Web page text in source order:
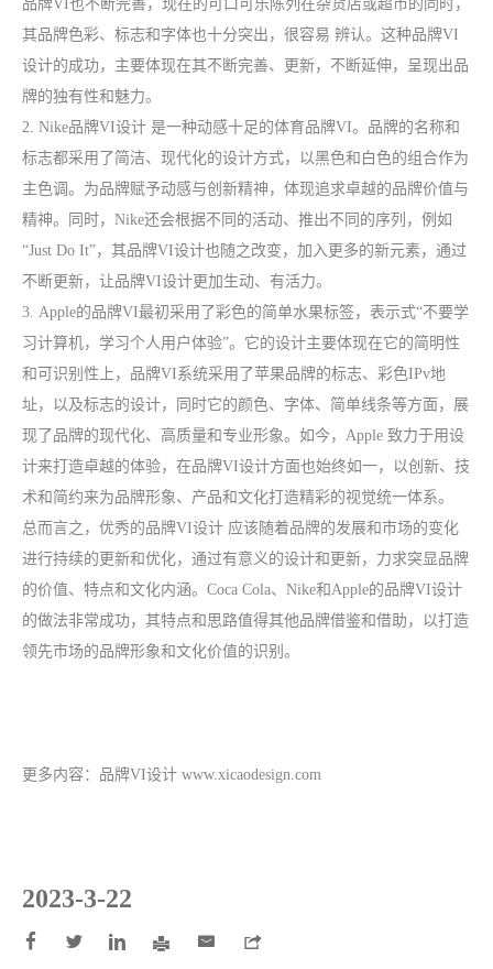
品牌VI也不断完善，现在的可口可乐陈列在杂货店或超市的同时，
其品牌色彩、标志和字体也十分突出，很容易 辨认。这种品牌VI
设计的成功，主要体现在其不断完善、更新，不断延伸，呈现出品
牌的独有性和魅力。
2. Nike品牌VI设计 是一种动感十足的体育品牌VI。品牌的名称和
标志都采用了简洁、现代化的设计方式，以黑色和白色的组合作为
主色调。为品牌赋予动感与创新精神，体现追求卓越的品牌价值与
精神。同时，Nike还会根据不同的活动、推出不同的序列，例如
“Just Do It”，其品牌VI设计也随之改变，加入更多的新元素，通过
不断更新，让品牌VI设计更加生动、有活力。
3. Apple的品牌VI最初采用了彩色的简单水果标签，表示式“不要学
习计算机，学习个人用户体验”。它的设计主要体现在它的简明性
和可识别性上，品牌VI系统采用了苹果品牌的标志、彩色IPv地
址，以及标志的设计，同时它的颜色、字体、简单线条等方面，展
现了品牌的现代化、高质量和专业形象。如今，Apple 致力于用设
计来打造卓越的体验，在品牌VI设计方面也始终如一，以创新、技
术和简约来为品牌形象、产品和文化打造精彩的视觉统一体系。
总而言之，优秀的品牌VI设计 应该随着品牌的发展和市场的变化
进行持续的更新和优化，通过有意义的设计和更新，力求突显品牌
的价值、特点和文化内涵。Coca Cola、Nike和Apple的品牌VI设计
的做法非常成功，其特点和思路值得其他品牌借鉴和借助，以打造
领先市场的品牌形象和文化价值的识别。
更多内容： 品牌VI设计 www.xicaodesign.com
2023-3-22
     